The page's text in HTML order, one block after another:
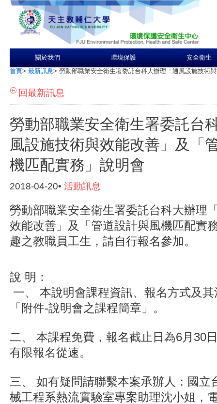
關於我們 環境保護 安全衛生
首頁> 最新訊息> 勞動部職業安全衛生署委託台科大辦理「通風設施技術
回最新訊息
勞動部職業安全衛生署委託台
風設施技術與效能改善」及「
機匹配實務」說明會
2018-04-20• 活動訊息
勞動部職業安全衛生署委託台科大辦理
效能改善」及「管道設計與風機匹配實
趣之教職員工生，請自行報名參加。
說 明：
一、
本說明會課程資訊、報名方式及
「附件-說明會之課程簡章」。
二、
本課程免費，報名截止日為6月30
有限報名從速。
三、
如有疑問請聯繫本案承辦人：國立
械工程系熱流實驗室專案助理沈小姐，